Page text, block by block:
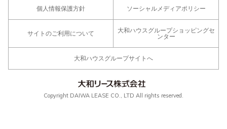
個人情報保護方針 ソーシャルメディアポリシー
サイトのご利用について
大和ハウスグループショッピングセ
ンター
大和ハウスグループサイトへ
Copyright DAIWA LEASE CO., LTD All rights reserved.